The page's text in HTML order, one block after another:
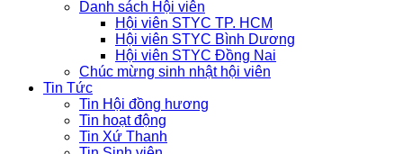
Danh sách Hội viên
Hội viên STYC TP. HCM
Hội viên STYC Bình Dương
Hội viên STYC Đồng Nai
Chúc mừng sinh nhật hội viên
Tin Tức
Tin Hội đồng hương
Tin hoạt động
Tin Xứ Thanh